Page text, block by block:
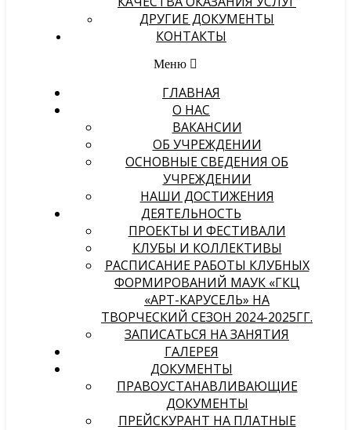
ДРУГИЕ ДОКУМЕНТЫ
КОНТАКТЫ
Меню
ГЛАВНАЯ
О НАС
ВАКАНСИИ
ОБ УЧРЕЖДЕНИИ
ОСНОВНЫЕ СВЕДЕНИЯ ОБ
УЧРЕЖДЕНИИ
НАШИ ДОСТИЖЕНИЯ
ДЕЯТЕЛЬНОСТЬ
ПРОЕКТЫ И ФЕСТИВАЛИ
КЛУБЫ И КОЛЛЕКТИВЫ
РАСПИСАНИЕ РАБОТЫ КЛУБНЫХ
ФОРМИРОВАНИЙ МАУК «ГКЦ
«АРТ-КАРУСЕЛЬ» НА
ТВОРЧЕСКИЙ СЕЗОН 2024-2025ГГ.
ЗАПИСАТЬСЯ НА ЗАНЯТИЯ
ГАЛЕРЕЯ
ДОКУМЕНТЫ
ПРАВОУСТАНАВЛИВАЮЩИЕ
ДОКУМЕНТЫ
ПРЕЙСКУРАНТ НА ПЛАТНЫЕ